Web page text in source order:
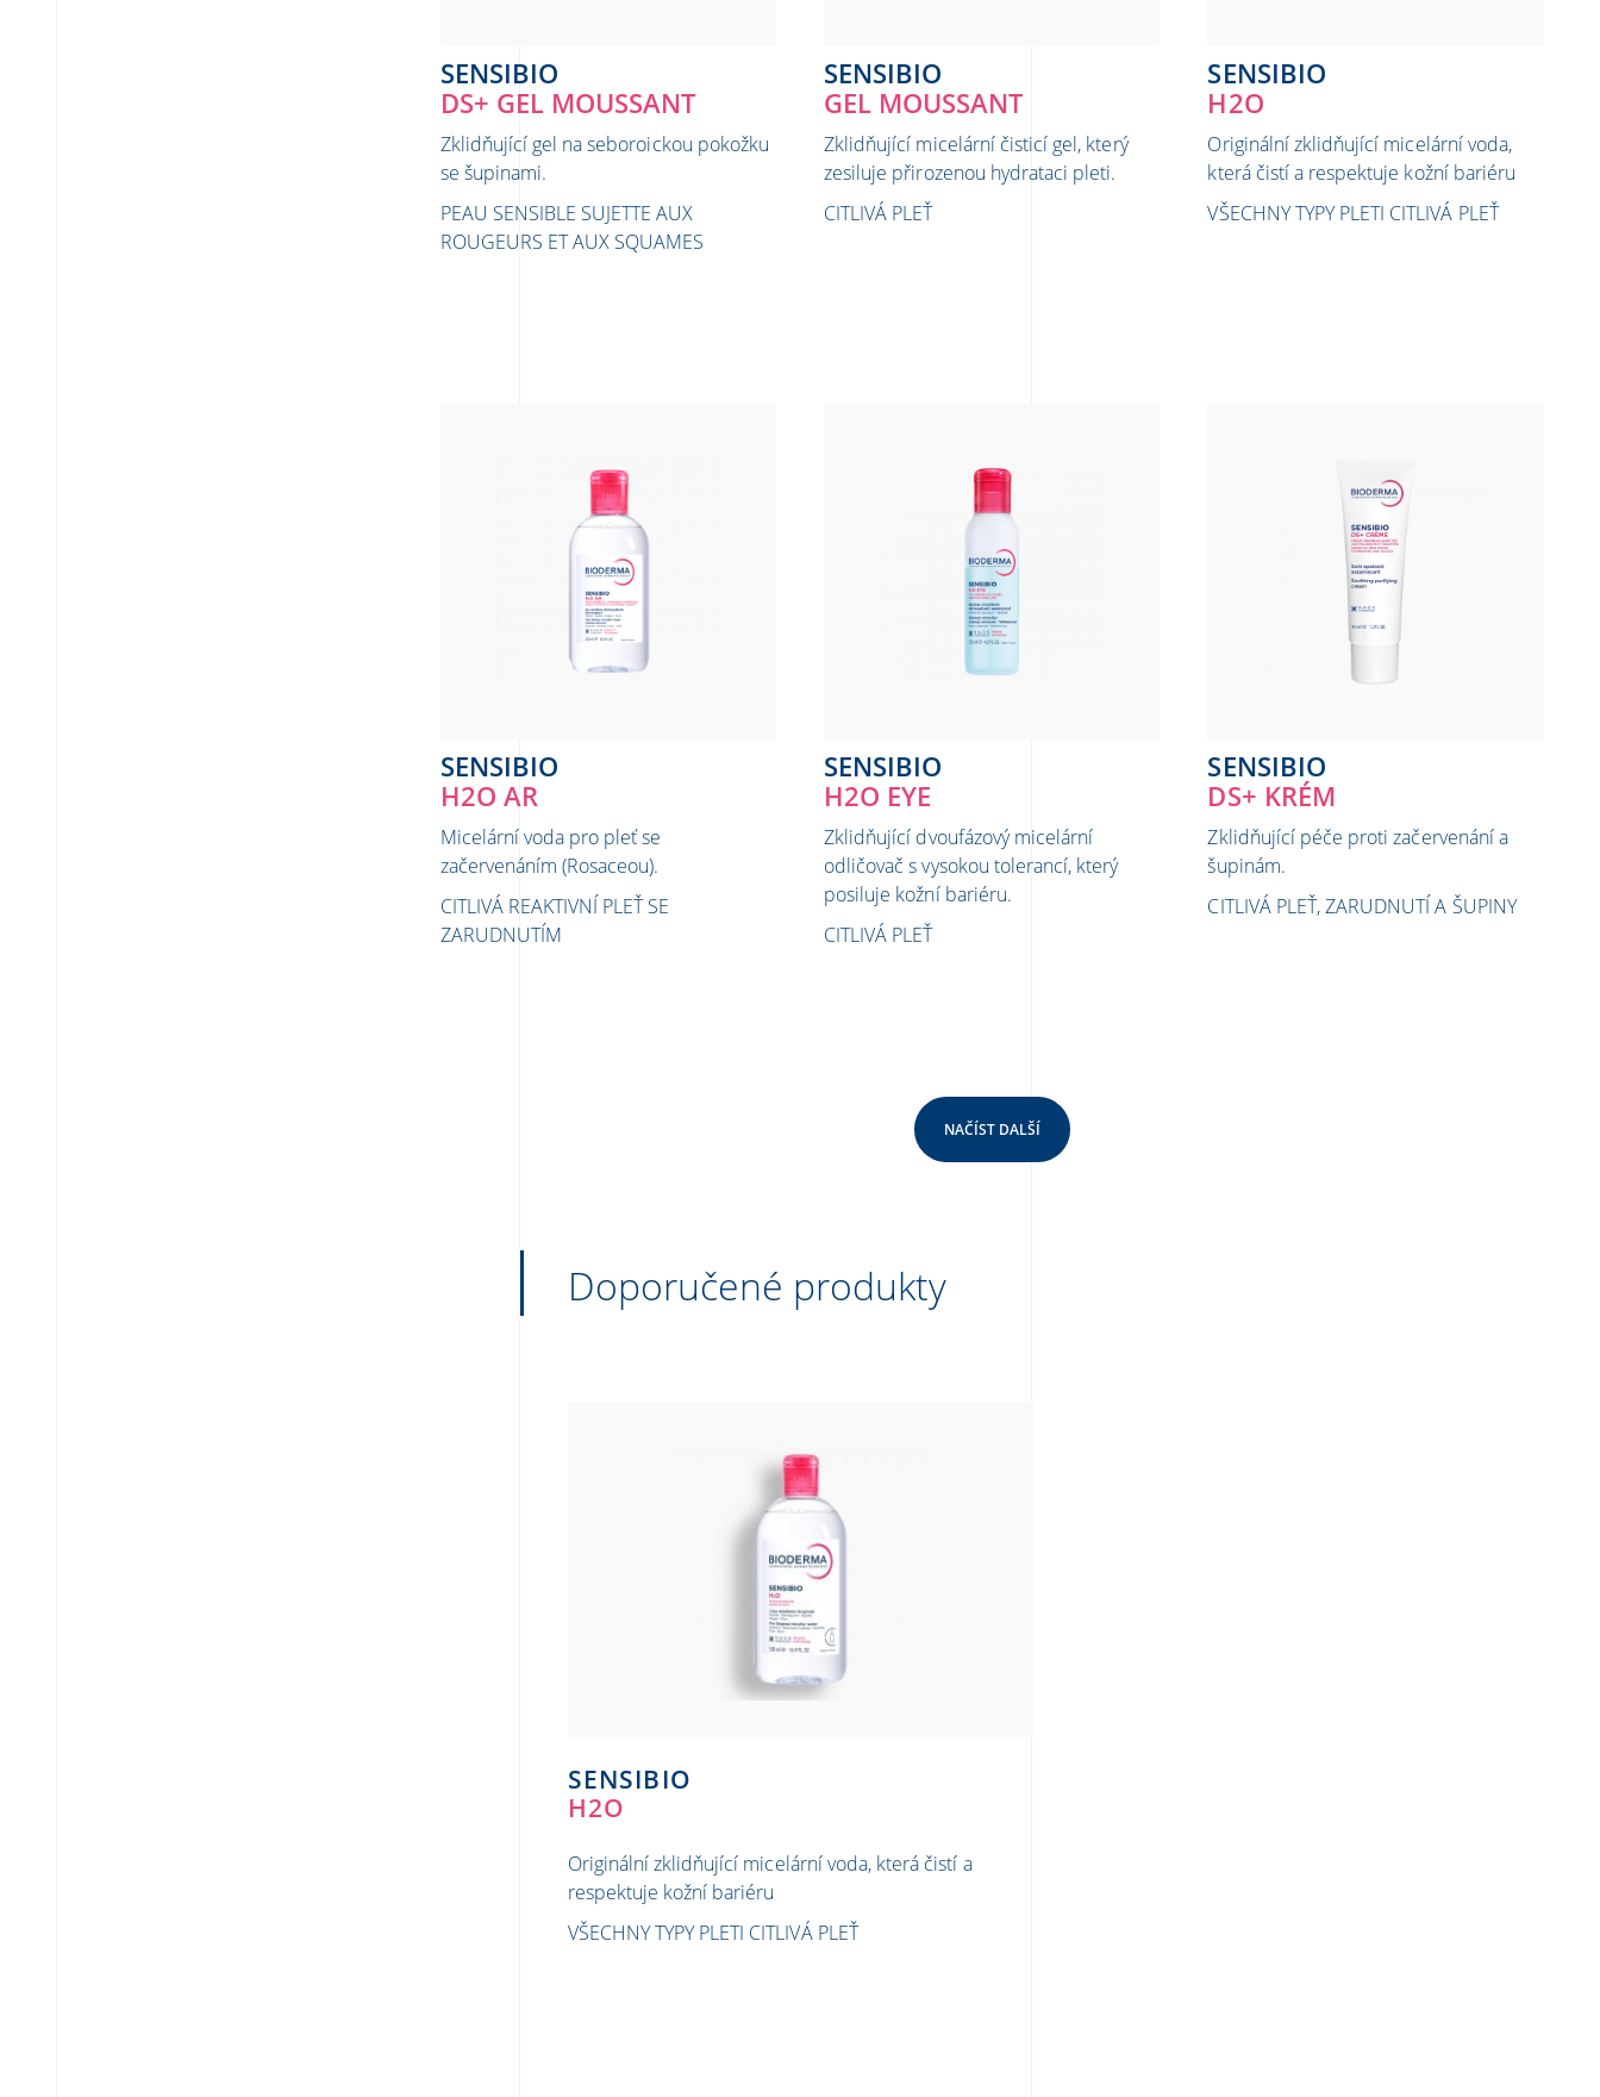
SENSIBIO
DS+ GEL MOUSSANT
Zklidňující gel na seboroickou pokožku
se šupinami.
PEAU SENSIBLE SUJETTE AUX
ROUGEURS ET AUX SQUAMES
SENSIBIO
GEL MOUSSANT
Zklidňující micelární čisticí gel, který
zesiluje přirozenou hydrataci pleti.
CITLIVÁ PLEŤ
SENSIBIO
H2O
Originální zklidňující micelární voda,
která čistí a respektuje kožní bariéru
VŠECHNY TYPY PLETI CITLIVÁ PLEŤ
SENSIBIO
H2O AR
Micelární voda pro pleť se
začervenáním (Rosaceou).
CITLIVÁ REAKTIVNÍ PLEŤ SE
ZARUDNUTÍM
SENSIBIO
H2O EYE
Zklidňující dvoufázový micelární
odličovač s vysokou tolerancí, který
posiluje kožní bariéru.
CITLIVÁ PLEŤ
SENSIBIO
DS+ KRÉM
Zklidňující péče proti začervenání a
šupinám.​
CITLIVÁ PLEŤ, ZARUDNUTÍ A ŠUPINY
NAČÍST DALŠÍ
Doporučené produkty
SENSIBIO
H2O
Originální zklidňující micelární voda, která čistí a
respektuje kožní bariéru
VŠECHNY TYPY PLETI CITLIVÁ PLEŤ